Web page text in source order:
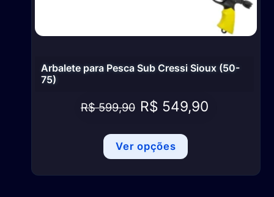
Arbalete para Pesca Sub Cressi Sioux (50-
75)
R$599,90 O
original
era:
R$ 599,90.
R$ 549,90
Ver opções